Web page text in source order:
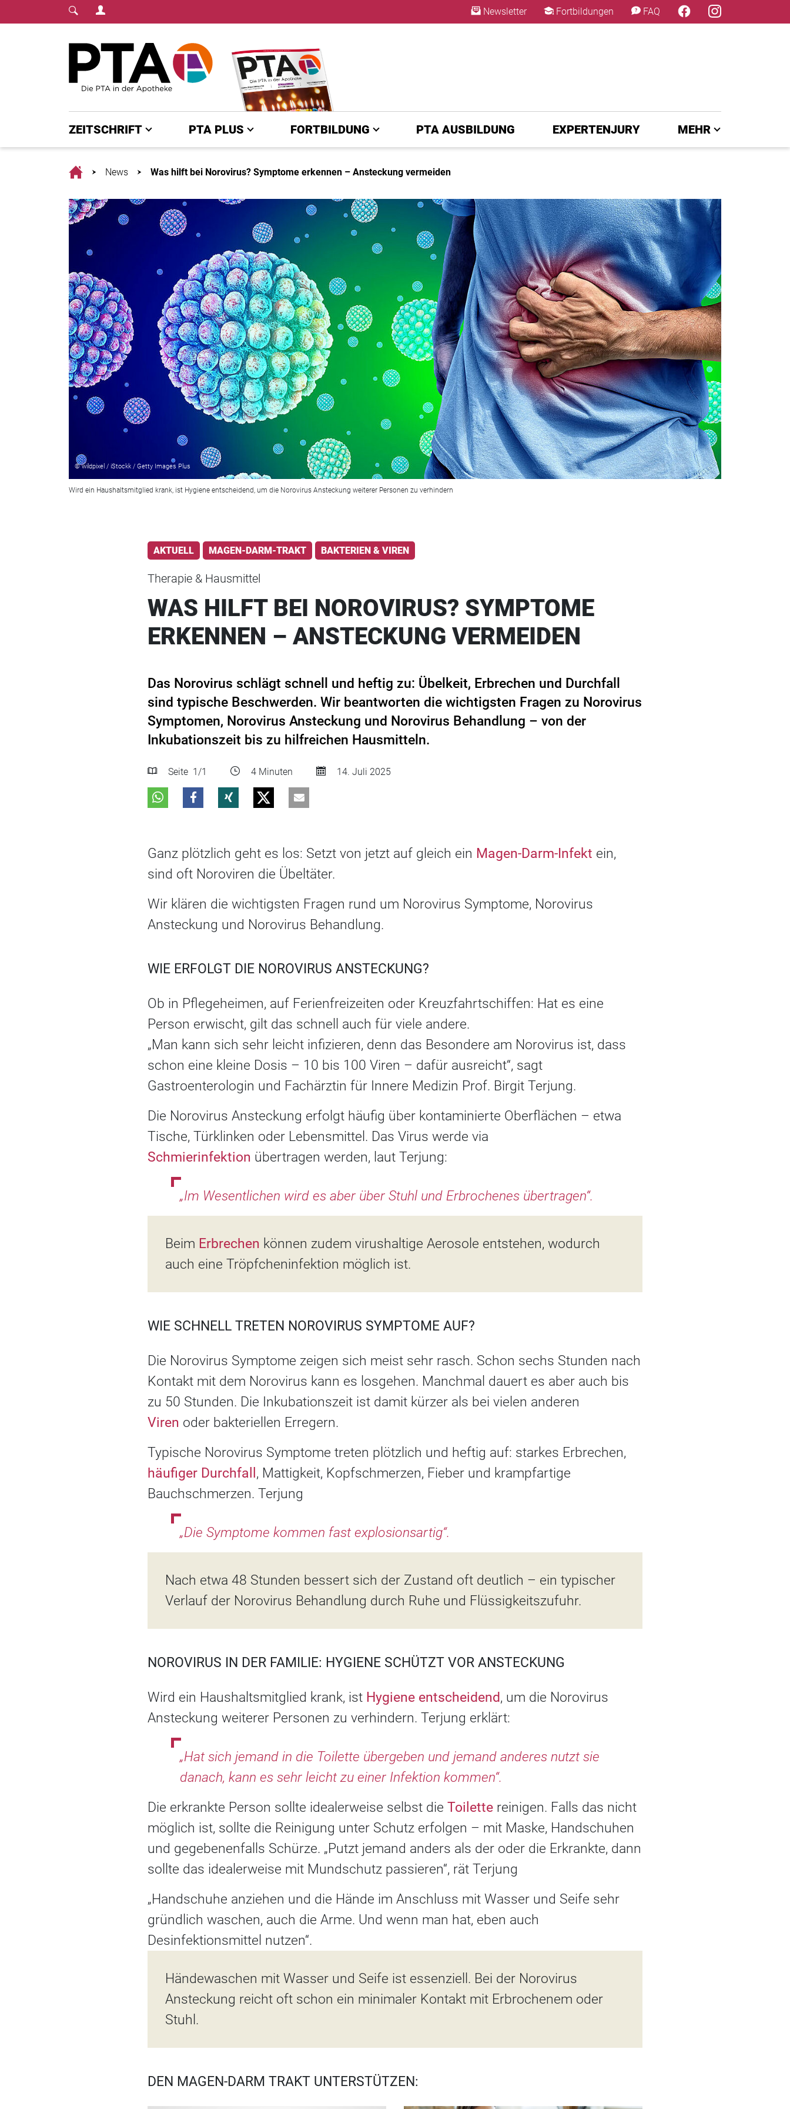
Login Menu Newsletter Fortbildungen FAQ
ZEITSCHRIFT PTA PLUS FORTBILDUNG PTA AUSBILDUNG EXPERTENJURY MEHR
HomeNews Was hilft bei Norovirus? Symptome erkennen – Ansteckung vermeiden
© wildpixel / iStockk / Getty Images Plus
Wird ein Haushaltsmitglied krank, ist Hygiene entscheidend, um die Norovirus Ansteckung weiterer Personen zu verhindern
AKTUELL MAGEN-DARM-TRAKT BAKTERIEN & VIREN
Therapie & Hausmittel
WAS HILFT BEI NOROVIRUS? SYMPTOME
ERKENNEN – ANSTECKUNG VERMEIDEN
Das Norovirus schlägt schnell und heftig zu: Übelkeit, Erbrechen und Durchfall
sind typische Beschwerden. Wir beantworten die wichtigsten Fragen zu Norovirus
Symptomen, Norovirus Ansteckung und Norovirus Behandlung – von der
Inkubationszeit bis zu hilfreichen Hausmitteln.
Seite 1 /1 4 Minuten 14. Juli 2025
Ganz plötzlich geht es los: Setzt von jetzt auf gleich ein Magen-Darm-Infekt ein,
sind oft Noroviren die Übeltäter.
Wir klären die wichtigsten Fragen rund um Norovirus Symptome, Norovirus
Ansteckung und Norovirus Behandlung.
WIE ERFOLGT DIE NOROVIRUS ANSTECKUNG?
Ob in Pflegeheimen, auf Ferienfreizeiten oder Kreuzfahrtschiffen: Hat es eine
Person erwischt, gilt das schnell auch für viele andere.
„Man kann sich sehr leicht infizieren, denn das Besondere am Norovirus ist, dass
schon eine kleine Dosis – 10 bis 100 Viren – dafür ausreicht“, sagt
Gastroenterologin und Fachärztin für Innere Medizin Prof. Birgit Terjung.
Die Norovirus Ansteckung erfolgt häufig über kontaminierte Oberflächen – etwa
Tische, Türklinken oder Lebensmittel. Das Virus werde via
Schmierinfektion übertragen werden, laut Terjung:
„Im Wesentlichen wird es aber über Stuhl und Erbrochenes übertragen“.
Beim Erbrechen können zudem virushaltige Aerosole entstehen, wodurch
auch eine Tröpfcheninfektion möglich ist.
WIE SCHNELL TRETEN NOROVIRUS SYMPTOME AUF?
Die Norovirus Symptome zeigen sich meist sehr rasch. Schon sechs Stunden nach
Kontakt mit dem Norovirus kann es losgehen. Manchmal dauert es aber auch bis
zu 50 Stunden. Die Inkubationszeit ist damit kürzer als bei vielen anderen
Viren oder bakteriellen Erregern.
Typische Norovirus Symptome treten plötzlich und heftig auf: starkes Erbrechen,
häufiger Durchfall , Mattigkeit, Kopfschmerzen, Fieber und krampfartige
Bauchschmerzen. Terjung
„Die Symptome kommen fast explosionsartig“.
Nach etwa 48 Stunden bessert sich der Zustand oft deutlich – ein typischer
Verlauf der Norovirus Behandlung durch Ruhe und Flüssigkeitszufuhr.
NOROVIRUS IN DER FAMILIE: HYGIENE SCHÜTZT VOR ANSTECKUNG
Wird ein Haushaltsmitglied krank, ist Hygiene entscheidend, um die Norovirus
Ansteckung weiterer Personen zu verhindern. Terjung erklärt:
„Hat sich jemand in die Toilette übergeben und jemand anderes nutzt sie
danach, kann es sehr leicht zu einer Infektion kommen“.
Die erkrankte Person sollte idealerweise selbst die Toilette reinigen. Falls das nicht
möglich ist, sollte die Reinigung unter Schutz erfolgen – mit Maske, Handschuhen
und gegebenenfalls Schürze. „Putzt jemand anders als der oder die Erkrankte, dann
sollte das idealerweise mit Mundschutz passieren“, rät Terjung
„Handschuhe anziehen und die Hände im Anschluss mit Wasser und Seife sehr
gründlich waschen, auch die Arme. Und wenn man hat, eben auch
Desinfektionsmittel nutzen“.
Händewaschen mit Wasser und Seife ist essenziell. Bei der Norovirus
Ansteckung reicht oft schon ein minimaler Kontakt mit Erbrochenem oder
Stuhl.
DEN MAGEN-DARM TRAKT UNTERSTÜTZEN:
×